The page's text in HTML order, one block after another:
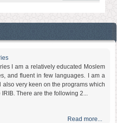
I am a relatively educated Moslem
and fluent in few languages. I am a
very keen on the programs which
IRIB. There are the following 2...
Read more...